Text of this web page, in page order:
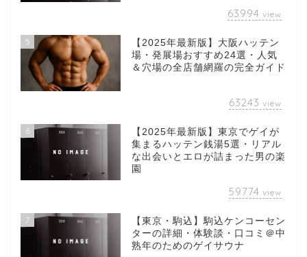
63994 view
5
【2025年最新版】大阪ハッテン
場・発展場おすすめ24選・人気
＆穴場の全店舗網羅の完全ガイド
63243 view
6
【2025年最新版】東京でゲイが
集まるハッテン銭湯5選・リアル
な出会いとエロが詰まった男の楽
園
59774 view
7
【東京・駒込】駒込ケンコーセン
ターの詳細・体験談・口コミ＠中
熟年のためのゲイサウナ